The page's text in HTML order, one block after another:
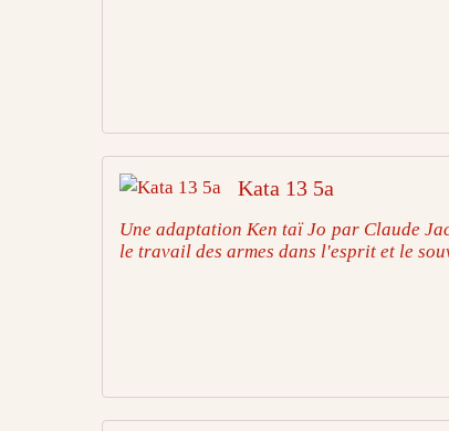
Kata 13 5a
Une adaptation Ken taï Jo par Claude
le travail des armes dans l'esprit et le